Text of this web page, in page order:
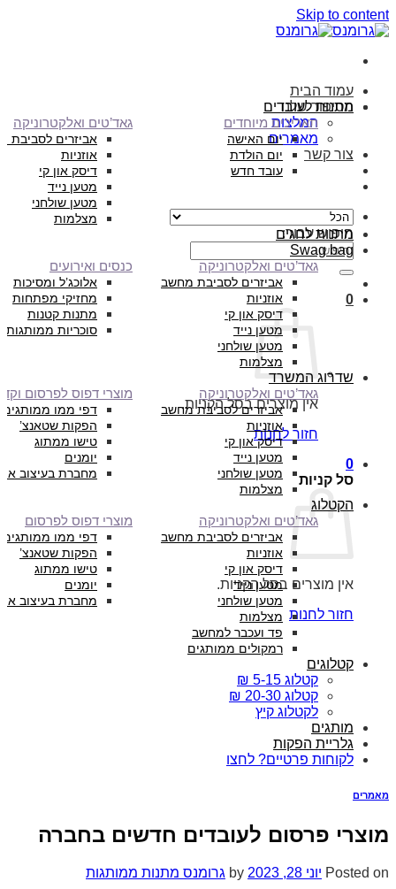
Skip to content
עמוד הבית
הסיפור שלנו
המלצות
מאמרים
צור קשר
חיפוש עבור:
0
אין מוצרים בסל הקניות.
חזור לחנות
0
סל קניות
אין מוצרים בסל הקניות.
חזור לחנות
מתנות לעובדים
תאריכים מיוחדים
יום האישה
יום הולדת
עובד חדש
גאד’טים ואלקטרוניקה
אביזרים לסביבת
אוזניות
דיסק און קי
מטען נייד
מטען שולחני
מצלמות
מתנות לחגים
Swag bag
גאד’טים ואלקטרוניקה
אביזרים לסביבת מחשב
אוזניות
דיסק און קי
מטען נייד
מטען שולחני
מצלמות
כנסים ואירועים
אלוכג’ל ומסיכות
מחזיקי מפתחות
מתנות קטנות
סוכריות ממותגות
שדרוג המשרד
גאד’טים ואלקטרוניקה
אביזרים לסביבת מחשב
אוזניות
דיסק און קי
מטען נייד
מטען שולחני
מצלמות
מוצרי דפוס לפרסום
דפי ממו ממותגים
הפקות שטאנצ’
טישו ממתוג
יומנים
מחברת בעיצוב
הקטלוג
גאד’טים ואלקטרוניקה
אביזרים לסביבת מחשב
אוזניות
דיסק און קי
מטען נייד
מטען שולחני
מצלמות
פד ועכבר למחשב
רמקולים ממותגים
מוצרי דפוס לפרסום
דפי ממו ממותגים
הפקות שטאנצ’
טישו ממתוג
יומנים
מחברת בעיצוב
קטלוגים
קטלוג 5-15 ₪
קטלוג 20-30 ₪
לקטלוג קיץ
מותגים
גלריית הפקות
לקוחות פרטיים? לחצו
מאמרים
מוצרי פרסום לעובדים חדשים בחברה
Posted on יוני 28, 2023 by גרומנס מתנות ממותגות